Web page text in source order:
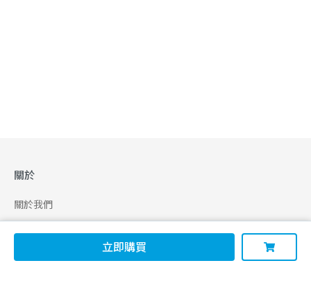
立即購買
關於
關於我們
合作申請